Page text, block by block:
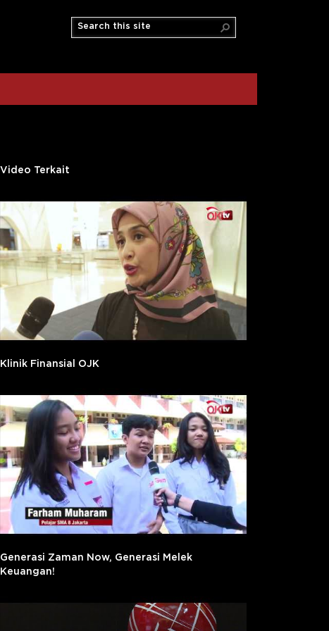
Video Terkait
Klinik Finansial OJK
Generasi Zaman Now, Generasi Melek
Keuangan!